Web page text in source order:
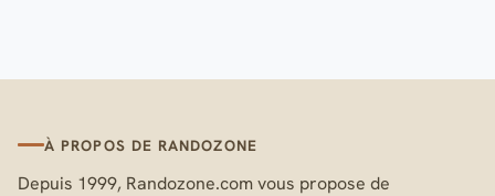
À PROPOS DE RANDOZONE
Depuis 1999, Randozone.com vous propose de